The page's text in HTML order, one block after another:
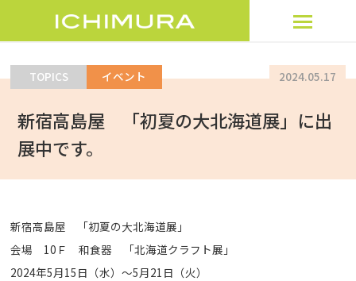
トップページ
製品を探す
サービス
トピックス
企業情報
TOPICS イベント 2024.05.17
新宿高島屋 「初夏の大北海道展」に出
展中です。
新宿高島屋 「初夏の大北海道展」
会場 10Ｆ 和食器 「北海道クラフト展」
2024年5月15日（水）～5月21日（火）